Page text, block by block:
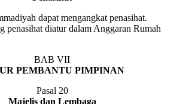
dapat mengangkat penasihat.
penasihat diatur dalam Anggaran Rumah
BAB VII
PEMBANTU PIMPINAN
Pasal 20
Majelis dan Lembaga